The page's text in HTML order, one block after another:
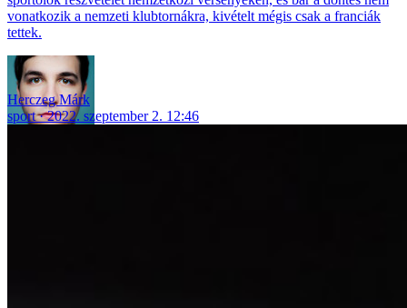
vonatkozik a nemzeti klubtornákra, kivételt mégis csak a franciák
tettek.
Herczeg Márk
sport
2022. szeptember 2. 12:46